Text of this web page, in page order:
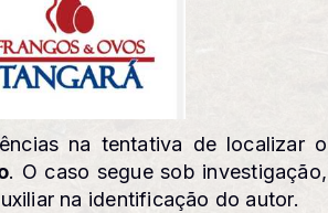
na tentativa de localizar o
. O caso segue sob investigação,
na identificação do autor.